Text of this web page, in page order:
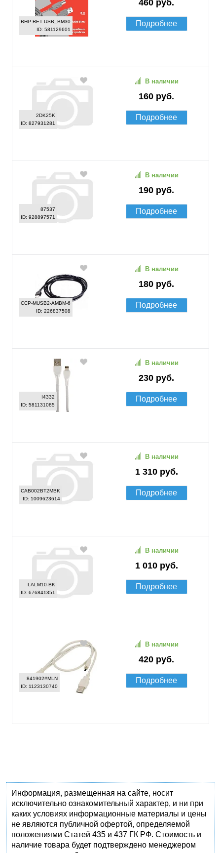
BHP RET USB_BM30
ID: 581129601
460 руб.
Подробнее
2DK25K
ID: 827931281
160 руб.
В наличии
Подробнее
87537
ID: 928897571
190 руб.
В наличии
Подробнее
CCP-MUSB2-AMBM-6
ID: 226837508
180 руб.
В наличии
Подробнее
I4332
ID: 581131085
230 руб.
В наличии
Подробнее
CAB002BT2MBK
ID: 1009623614
1 310 руб.
В наличии
Подробнее
LALM10-BK
ID: 676841351
1 010 руб.
В наличии
Подробнее
841902#MLN
ID: 1123130740
420 руб.
В наличии
Подробнее
Информация, размещенная на сайте, носит
исключительно ознакомительный характер, и ни при
каких условиях информационные материалы и цены
не являются публичной офертой, определяемой
положениями Статей 435 и 437 ГК РФ. Стоимость и
наличие товара будет подтверждено менеджером